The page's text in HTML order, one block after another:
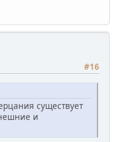
#16
существует
и